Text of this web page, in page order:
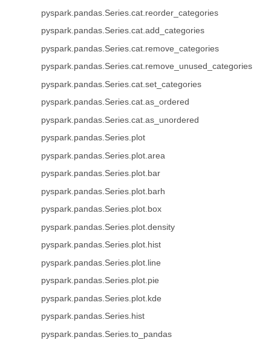
pyspark.pandas.Series.cat.reorder_categories
pyspark.pandas.Series.cat.add_categories
pyspark.pandas.Series.cat.remove_categories
pyspark.pandas.Series.cat.remove_unused_categories
pyspark.pandas.Series.cat.set_categories
pyspark.pandas.Series.cat.as_ordered
pyspark.pandas.Series.cat.as_unordered
pyspark.pandas.Series.plot
pyspark.pandas.Series.plot.area
pyspark.pandas.Series.plot.bar
pyspark.pandas.Series.plot.barh
pyspark.pandas.Series.plot.box
pyspark.pandas.Series.plot.density
pyspark.pandas.Series.plot.hist
pyspark.pandas.Series.plot.line
pyspark.pandas.Series.plot.pie
pyspark.pandas.Series.plot.kde
pyspark.pandas.Series.hist
pyspark.pandas.Series.to_pandas